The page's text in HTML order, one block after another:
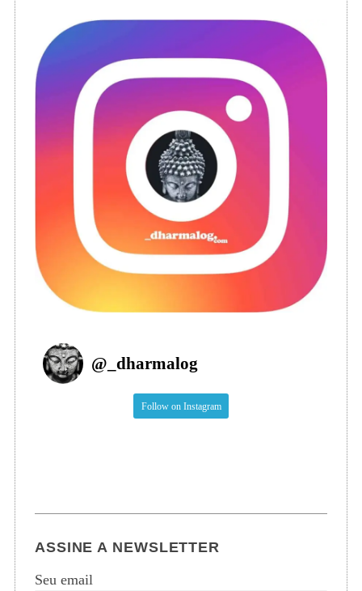
@ _dharmalog
Follow on Instagram
ASSINE A NEWSLETTER
Seu email